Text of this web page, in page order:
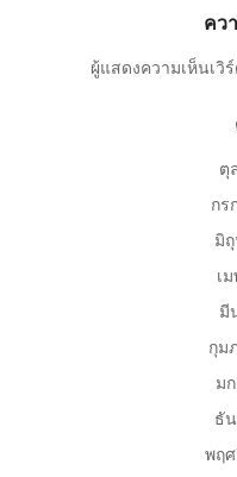
คว
ผู้แสดงความเห็นเวิ
ตุ
กร
มิ
เ
มี
กุม
ม
ธั
พฤ